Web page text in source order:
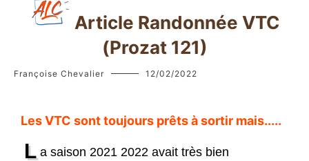
Article Randonnée VTC
(Prozat 121)
Françoise Chevalier 12/02/2022
Les VTC sont toujours prêts à sortir mais.....
L a saison 2021 2022 avait très bien